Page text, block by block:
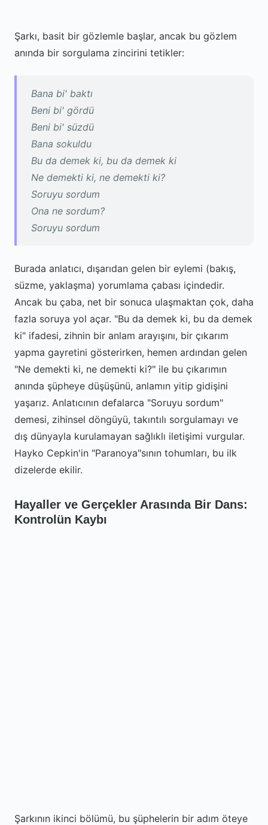
Şarkı, basit bir gözlemle başlar, ancak bu gözlem
anında bir sorgulama zincirini tetikler:
Bana bi' baktı
Beni bi' gördü
Beni bi' süzdü
Bana sokuldu
Bu da demek ki, bu da demek ki
Ne demekti ki, ne demekti ki?
Soruyu sordum
Ona ne sordum?
Soruyu sordum
Burada anlatıcı, dışarıdan gelen bir eylemi (bakış,
süzme, yaklaşma) yorumlama çabası içindedir.
Ancak bu çaba, net bir sonuca ulaşmaktan çok, daha
fazla soruya yol açar. "Bu da demek ki, bu da demek
ki" ifadesi, zihnin bir anlam arayışını, bir çıkarım
yapma gayretini gösterirken, hemen ardından gelen
"Ne demekti ki, ne demekti ki?" ile bu çıkarımın
anında şüpheye düşüşünü, anlamın yitip gidişini
yaşarız. Anlatıcının defalarca "Soruyu sordum"
demesi, zihinsel döngüyü, takıntılı sorgulamayı ve
dış dünyayla kurulamayan sağlıklı iletişimi vurgular.
Hayko Cepkin'in "Paranoya"sının tohumları, bu ilk
dizelerde ekilir.
Hayaller ve Gerçekler Arasında Bir Dans:
Kontrolün Kaybı
Şarkının ikinci bölümü, bu şüphelerin bir adım öteye